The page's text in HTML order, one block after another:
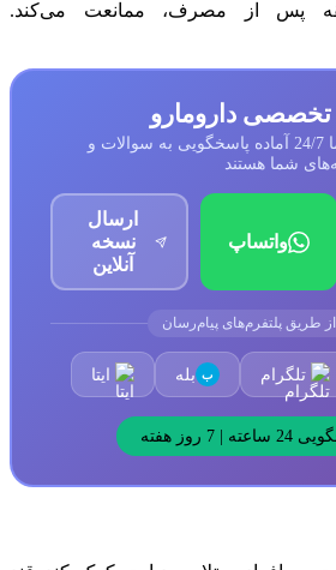
تخصصی دارومارو
کارشناسان ما 24/7 آماده پاسخگویی به سوالات و
شما هستند
واتساپ
ارسال
نسخه
آنلاین
از طریق پلتفرم‌های پیام‌رسان
تلگرام ب بله ایتا
| 7 روز هفته